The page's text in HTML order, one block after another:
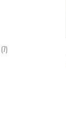
(7)